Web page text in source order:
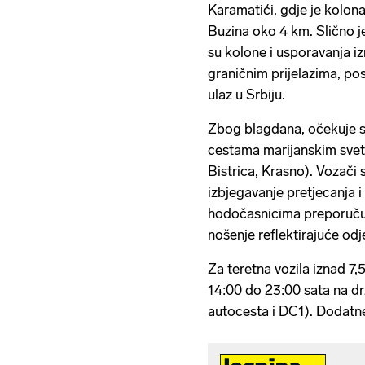
Karamatići, gdje je
Buzina oko 4 km. Slično
su kolone i usporavanja
graničnim prijelazima,
ulaz u Srbiju.
Zbog blagdana, očekuje
cestama marijanskim
Bistrica, Krasno). Vozači
izbjegavanje pretjecanja
hodočasnicima
nošenje reflektirajuće
Za teretna vozila iznad
14:00 do 23:00 sata na
autocesta i DC1).